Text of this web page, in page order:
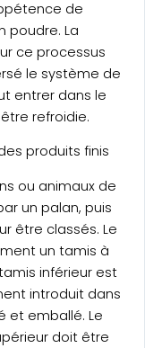
de
poudre. La
ce processus
le système de
entrer dans le
refroidie.
produits finis
ou animaux de
un palan, puis
être classés. Le
un tamis à
inférieur est
introduit dans
et emballé. Le
doit être